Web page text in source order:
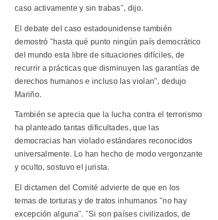
caso activamente y sin trabas", dijo.
El debate del caso estadounidense también
demostró "hasta qué punto ningún país democrático
del mundo esta libre de situaciones difíciles, de
recurrir a prácticas que disminuyen las garantías de
derechos humanos e incluso las violan", dedujo
Mariño.
También se aprecia que la lucha contra el terrorismo
ha planteado tantas dificultades, que las
democracias han violado estándares reconocidos
universalmente. Lo han hecho de modo vergonzante
y oculto, sostuvo el jurista.
El dictamen del Comité advierte de que en los
temas de torturas y de tratos inhumanos "no hay
excepción alguna". "Si son países civilizados, de